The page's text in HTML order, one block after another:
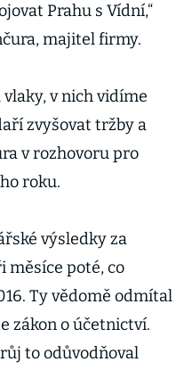
Prahu s Vídní,“
majitel firmy.
v nich vidíme
zvyšovat tržby a
v rozhovoru pro
roku.
výsledky za
měsíce poté, co
Ty vědomě odmítal
zákon o účetnictví.
to odůvodňoval